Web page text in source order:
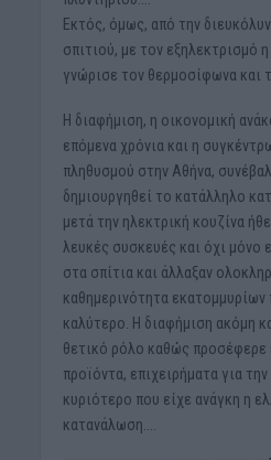
Εκτός, όμως, από την
σπιτιού, με τον εξηλεκτρισμό
γνώρισε τον θερμοσίφωνα και
Η διαφήμιση, η οικονομική
επόμενα χρόνια και η
πληθυσμού στην Αθήνα,
δημιουργηθεί το κατάλληλο
μετά την ηλεκτρική κουζίνα
λευκές συσκευές και όχι μόνο
στα σπίτια και άλλαξαν
καθημερινότητα
καλύτερο. Η διαφήμιση ακόμη
θετικό ρόλο καθώς προσέφερε
προϊόντα, επιχειρήματα για
κυριότερο που είχε ανάγκη η
κατανάλωση….